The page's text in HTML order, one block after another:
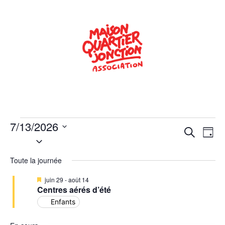
Recherche
Jour
7/13/2026
Sélectionnez
Toute la journée
Centres aérés d’été
Mis
en
avant
juin 29 -août 14
Enfants